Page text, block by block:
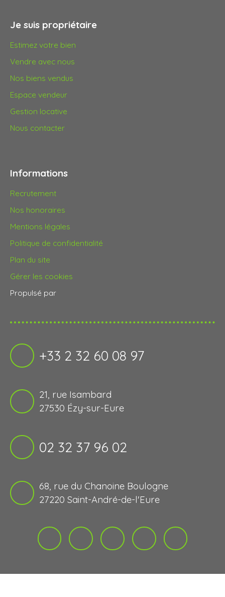
Je suis propriétaire
Estimez votre bien
Vendre avec nous
Nos biens vendus
Espace vendeur
Gestion locative
Nous contacter
Informations
Recrutement
Nos honoraires
Mentions légales
Politique de confidentialité
Plan du site
Gérer les cookies
Propulsé par
+33 2 32 60 08 97
21, rue Isambard
27530 Ézy-sur-Eure
02 32 37 96 02
68, rue du Chanoine Boulogne
27220 Saint-André-de-l'Eure